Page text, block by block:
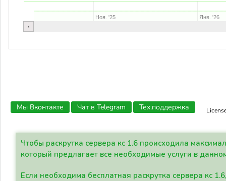
Ноя. '25 Янв. '26
Мы Вконтакте Чат в Telegram Тех.поддержка
Чтобы раскрутка сервера кс 1.6 происходила
который предлагает все необходимые услуги в
Если необходима бесплатная раскрутка сервера кс